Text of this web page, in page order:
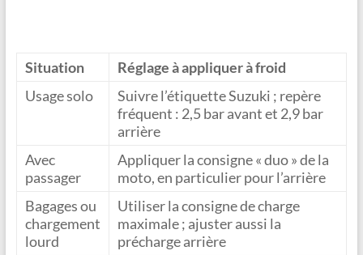
Situation
Réglage à appliquer à froid
Usage solo
Suivre l’étiquette Suzuki ; repère
fréquent : 2,5 bar avant et 2,9 bar
arrière
Avec
passager
Appliquer la consigne « duo » de la
moto, en particulier pour l’arrière
Bagages ou
chargement
lourd
Utiliser la consigne de charge
maximale ; ajuster aussi la
précharge arrière